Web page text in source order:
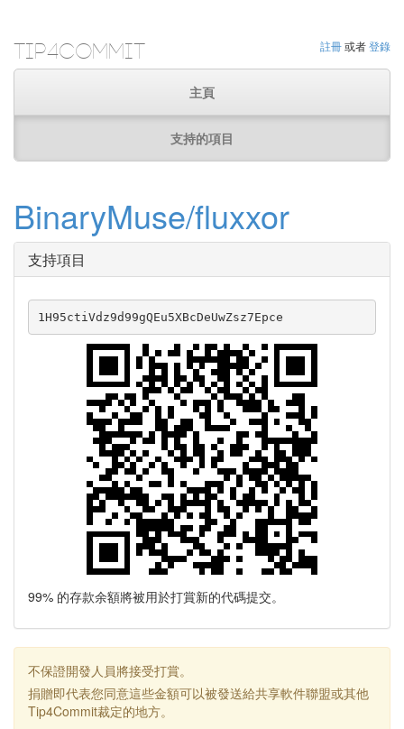
註冊或者登錄
Tip4Commit
主頁
支持的項目
BinaryMuse/fluxxor
支持項目
1H95ctiVdz9d99gQEu5XBcDeUwZsz7Epce
99% 的存款余額將被用於打賞新的代碼提交。
不保證開發人員將接受打賞。
捐贈即代表您同意這些金額可以被發送給共享軟件聯盟或其他
Tip4Commit裁定的地方。